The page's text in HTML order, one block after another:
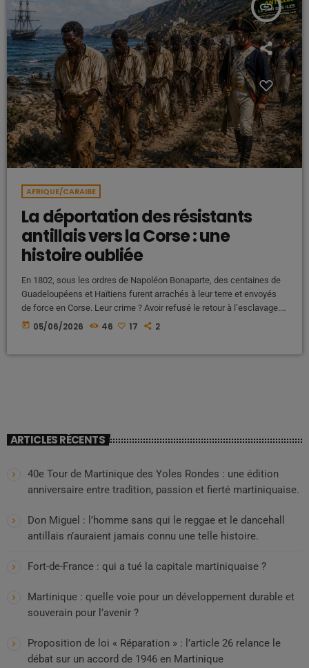
insert_link
AFRIQUE/CARAIBE
La déportation des résistants
antillais vers la Corse : une
histoire oubliée
En 1802, sous les ordres de Napoléon Bonaparte, des centaines de
Guadeloupéens et Haïtiens furent arrachés à leur terre et envoyés
de force en Corse. Leur crime ? Avoir refusé le retour à l’esclavage.
Voici l’histoire occultée d’une déportation politique et raciale qui a
today 05/06/2026 46 17 2
ARTICLES RÉCENTS
40e Tour de Martinique des Yoles Rondes : une édition
anniversaire entre tradition, passion et fierté martiniquaise.
Don Miguel : l’homme sans qui le reggae et le dancehall
antillais n’auraient jamais connu une telle histoire.
Fort-de-France : qui a tué la capitale martiniquaise ?
Martinique : quelle voie pour un développement durable et
souverain pour l’avenir ?
Proposition de loi « Réparation » : l’article 26 relance le
débat sur un accord de 1946 en Martinique